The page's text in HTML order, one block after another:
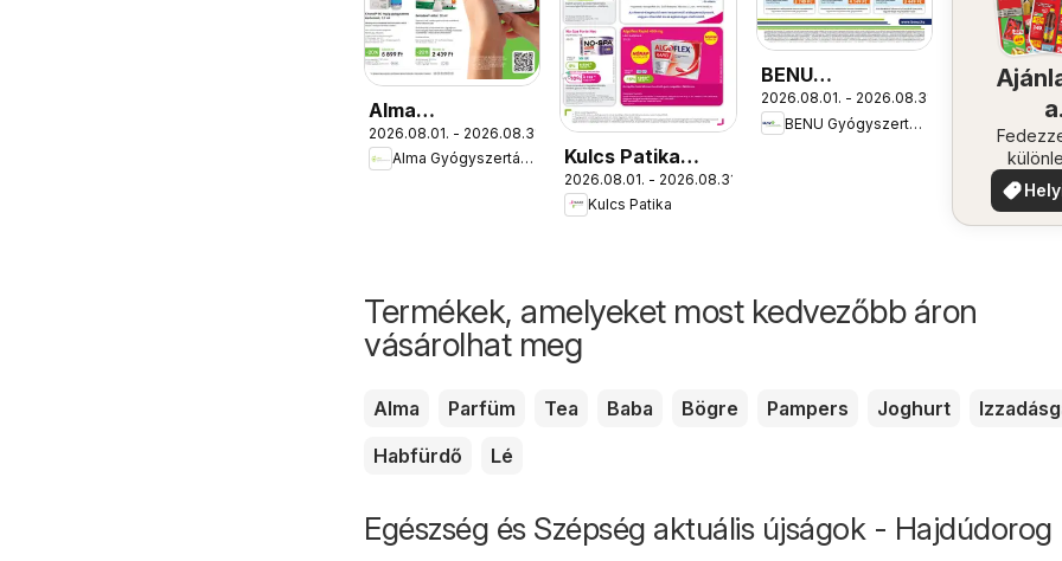
Alma
Gyógyszertárak
akciós újság
2026.08.01. - 2026.08.31.
Alma Gyógyszertárak
Kulcs Patika
akciós újság
2026.08.01. - 2026.08.31.
Kulcs Patika
BENU
Gyógyszertárak
akciós újság
2026.08.01. - 2026.08.31.
BENU Gyógyszertárak
a
Termékek, amelyeket most kedvezőbb áron
vásárolhat meg
Alma Parfüm Tea Baba Bögre Pampers Joghurt
Habfürdő
Lé
Egészség és Szépség aktuális újságok - Hajdúdorog